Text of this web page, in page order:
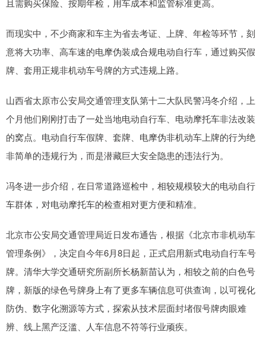
且需购买保险、按期年检，用车成本和监管标准更高。
而现实中，不少商家和车主为省去考证、上牌、年检等环节，刻
意将大功率、高车速的电摩伪装成合规电动自行车，通过购买假
牌、套用正规非机动车号牌的方式违规上路。
山西省太原市公安局交通管理支队第十二大队民警冯冬介绍，上
个月他们刚刚打击了一处当地电动自行车、电动摩托车非法改装
的窝点。电动自行车假牌、套牌、电摩伪非机动车上牌的行为绝
非简单的违规行为，而是潜藏巨大安全隐患的违法行为。
冯冬进一步介绍，在日常道路巡检中，相较规模较大的电动自行
车群体，对电动摩托车的检查相对更方便和精准。
北京市公安局交通管理局近日发布通告，根据《北京市非机动车
管理条例》，决定自今年6月8日起，正式启用新式电动自行车号
牌。清华大学交通研究所副所长杨新苗认为，相较之前的白色号
牌，新版的绿色号牌身上有了更多车辆信息可供查询，以可视化
防伪、数字化溯源等方式，探索从技术层面封堵假号牌肉眼难
辨、线上黑产泛滥、人车信息不符等行业顽疾。